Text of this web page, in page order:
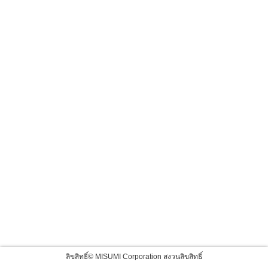
ลิขสิทธิ์© MISUMI Corporation สงวนลิขสิทธิ์